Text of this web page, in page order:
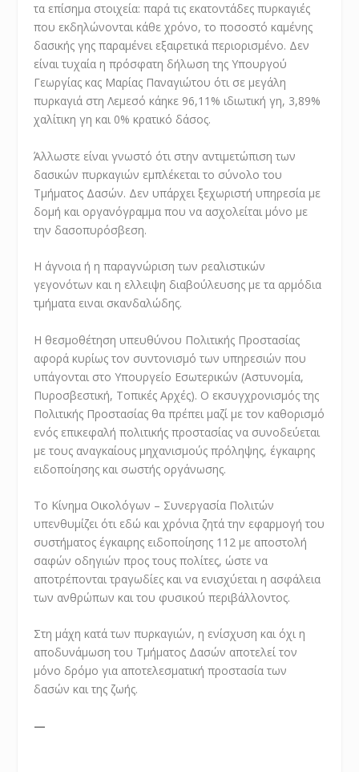
τα επίσημα στοιχεία: παρά τις εκατοντάδες πυρκαγιές
που εκδηλώνονται κάθε χρόνο, το ποσοστό καμένης
δασικής γης παραμένει εξαιρετικά περιορισμένο. Δεν
είναι τυχαία η πρόσφατη δήλωση της Υπουργού
Γεωργίας κας Μαρίας Παναγιώτου ότι σε μεγάλη
πυρκαγιά στη Λεμεσό κάηκε 96,11% ιδιωτική γη, 3,89%
χαλίτικη γη και 0% κρατικό δάσος.
Άλλωστε είναι γνωστό ότι στην αντιμετώπιση των
δασικών πυρκαγιών εμπλέκεται το σύνολο του
Τμήματος Δασών. Δεν υπάρχει ξεχωριστή υπηρεσία με
δομή και οργανόγραμμα που να ασχολείται μόνο με
την δασοπυρόσβεση.
Η άγνοια ή η παραγνώριση των ρεαλιστικών
γεγονότων και η ελλειψη διαβούλευσης με τα αρμόδια
τμήματα ειναι σκανδαλώδης.
Η θεσμοθέτηση υπευθύνου Πολιτικής Προστασίας
αφορά κυρίως τον συντονισμό των υπηρεσιών που
υπάγονται στο Υπουργείο Εσωτερικών (Αστυνομία,
Πυροσβεστική, Τοπικές Αρχές). O εκσυγχρονισμός της
Πολιτικής Προστασίας θα πρέπει μαζί με τον καθορισμό
ενός επικεφαλή πολιτικής προστασίας να συνοδεύεται
με τους αναγκαίους μηχανισμούς πρόληψης, έγκαιρης
ειδοποίησης και σωστής οργάνωσης.
Το Κίνημα Οικολόγων – Συνεργασία Πολιτών
υπενθυμίζει ότι εδώ και χρόνια ζητά την εφαρμογή του
συστήματος έγκαιρης ειδοποίησης 112 με αποστολή
σαφών οδηγιών προς τους πολίτες, ώστε να
αποτρέπονται τραγωδίες και να ενισχύεται η ασφάλεια
των ανθρώπων και του φυσικού περιβάλλοντος.
Στη μάχη κατά των πυρκαγιών, η ενίσχυση και όχι η
αποδυνάμωση του Τμήματος Δασών αποτελεί τον
μόνο δρόμο για αποτελεσματική προστασία των
δασών και της ζωής.
—